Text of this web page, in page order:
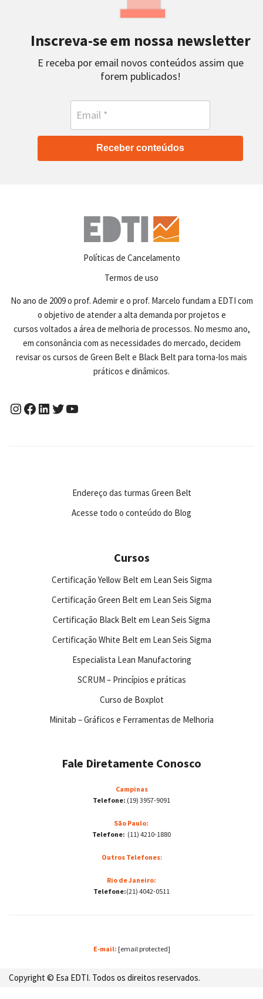
Inscreva-se em nossa newsletter
E receba por email novos conteúdos assim que
forem publicados!
Receber conteúdos
Políticas de Cancelamento
Termos de uso
No ano de 2009 o prof. Ademir e o prof. Marcelo fundam a EDTI com
o objetivo de atender a alta demanda por projetos e
cursos voltados a área de melhoria de processos. No mesmo ano,
em consonância com as necessidades do mercado, decidem
revisar os cursos de Green Belt e Black Belt para torna-los mais
práticos e dinâmicos.
Endereço das turmas Green Belt
Acesse todo o conteúdo do Blog
Cursos
Certificação Yellow Belt em Lean Seis Sigma
Certificação Green Belt em Lean Seis Sigma
Certificação Black Belt em Lean Seis Sigma
Certificação White Belt em Lean Seis Sigma
Especialista Lean Manufactoring
SCRUM – Princípios e práticas
Curso de Boxplot
Minitab – Gráficos e Ferramentas de Melhoria
Fale Diretamente Conosco
Campinas
Telefone: (19) 3957-9091
São Paulo:
Telefone: (11) 4210-1880
Outros Telefones:
Rio de Janeiro:
Telefone:(21) 4042-0511
E-mail: [email protected]
Copyright © Esa EDTI. Todos os direitos reservados.